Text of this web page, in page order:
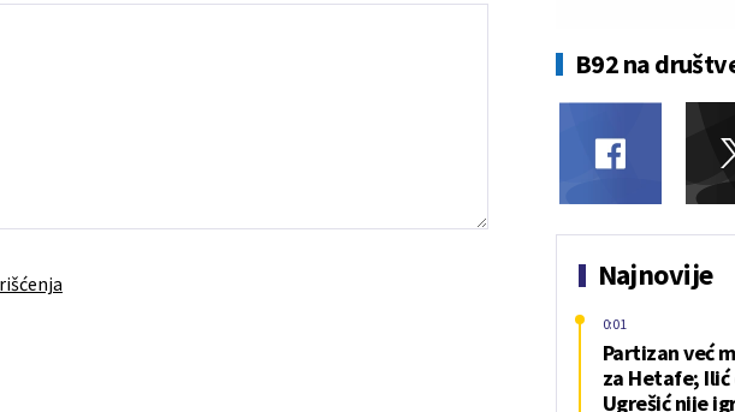
B92 na
Najnovije
Partizan već
za Hetafe;
Ugrešić nije
0:01